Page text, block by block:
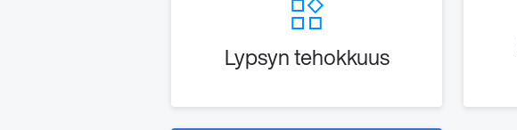
Lypsyn tehokkuus